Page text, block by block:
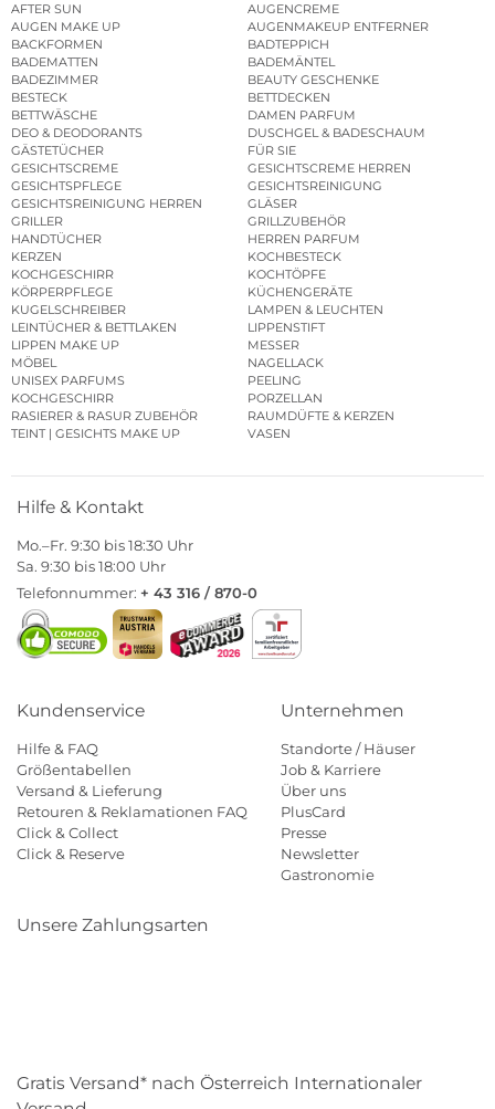
AFTER SUN
AUGENCREME
AUGEN MAKE UP
AUGENMAKEUP ENTFERNER
BACKFORMEN
BADTEPPICH
BADEMATTEN
BADEMÄNTEL
BADEZIMMER
BEAUTY GESCHENKE
BESTECK
BETTDECKEN
BETTWÄSCHE
DAMEN PARFUM
DEO & DEODORANTS
DUSCHGEL & BADESCHAUM
GÄSTETÜCHER
FÜR SIE
GESICHTSCREME
GESICHTSCREME HERREN
GESICHTSPFLEGE
GESICHTSREINIGUNG
GESICHTSREINIGUNG HERREN
GLÄSER
GRILLER
GRILLZUBEHÖR
HANDTÜCHER
HERREN PARFUM
KERZEN
KOCHBESTECK
KOCHGESCHIRR
KOCHTÖPFE
KÖRPERPFLEGE
KÜCHENGERÄTE
KUGELSCHREIBER
LAMPEN & LEUCHTEN
LEINTÜCHER & BETTLAKEN
LIPPENSTIFT
LIPPEN MAKE UP
MESSER
MÖBEL
NAGELLACK
UNISEX PARFUMS
PEELING
KOCHGESCHIRR
PORZELLAN
RASIERER & RASUR ZUBEHÖR
RAUMDÜFTE & KERZEN
TEINT | GESICHTS MAKE UP
VASEN
Hilfe & Kontakt
Mo.–Fr. 9:30 bis 18:30 Uhr
Sa. 9:30 bis 18:00 Uhr
Telefonnummer: + 43 316 / 870-0
Kundenservice
Hilfe & FAQ
Größentabellen
Versand & Lieferung
Retouren & Reklamationen FAQ
Click & Collect
Click & Reserve
Unternehmen
Standorte / Häuser
Job & Karriere
Über uns
PlusCard
Presse
Newsletter
Gastronomie
Unsere Zahlungsarten
Gratis Versand* nach Österreich Internationaler